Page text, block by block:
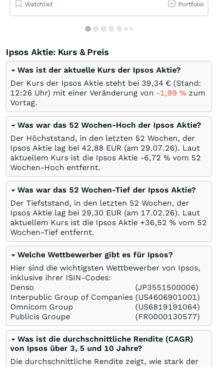
Watchlist Portfolio
Ipsos Aktie: Kurs & Preis
Was ist der aktuelle Kurs der Ipsos Aktie?
Der Kurs der Ipsos Aktie steht bei 39,34 € (Stand:
12:26 Uhr) mit einer Veränderung von -1,99 % zum
Vortag.
Was war das 52 Wochen-Hoch der Ipsos Aktie?
Der Höchststand, in den letzten 52 Wochen, der
Ipsos Aktie lag bei 42,88 EUR (am 29.07.26). Laut
aktuellem Kurs ist die Ipsos Aktie -6,72 % vom 52
Wochen-Hoch entfernt.
Was war das 52 Wochen-Tief der Ipsos Aktie?
Der Tiefststand, in den letzten 52 Wochen, der
Ipsos Aktie lag bei 29,30 EUR (am 17.02.26). Laut
aktuellem Kurs ist die Ipsos Aktie +36,52 % vom 52
Wochen-Tief entfernt.
Welche Wettbewerber gibt es für Ipsos?
Hier sind die wichtigsten Wettbewerber von Ipsos,
inklusive ihrer ISIN-Codes:
Denso
(JP3551500006)
Interpublic Group of Companies (US4606901001)
Omnicom Group
(US6819191064)
Publicis Groupe
(FR0000130577)
Was ist die durchschnittliche Rendite (CAGR)
von Ipsos über 3, 5 und 10 Jahre?
Die durchschnittliche Rendite zeigt, wie stark der